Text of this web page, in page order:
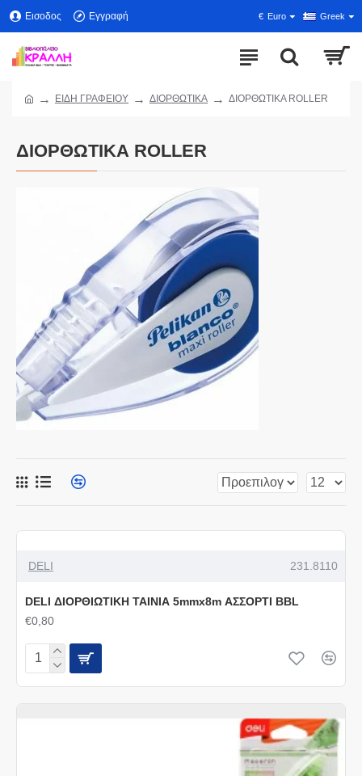
Εισοδος Εγγραφή € Euro Greek
ΕΙΔΗ ΓΡΑΦΕΙΟΥ ΔΙΟΡΘΩΤΙΚΑ ΔΙΟΡΘΩΤΙΚΑ ROLLER
ΔΙΟΡΘΩΤΙΚΑ ROLLER
DELI 231.8110
DELI ΔΙΟΡΘΙΩΤΙΚΗ ΤΑΙΝΙΑ 5mmx8m ΑΣΣΟΡΤΙ BBL
€0,80